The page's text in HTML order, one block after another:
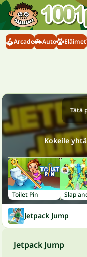
Arcade Auto Eläimet
Tätä
Kokeile
Toilet Pin Slap
Jetpack Jump
Jetpack Jump